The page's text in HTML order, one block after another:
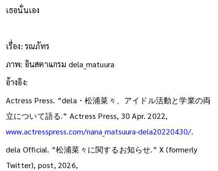
เธอนั่นเอง
เรื่อง: รณภัทร
ภาพ: อินสตาแกรม dela_matuura
อ้างอิง:
Actress Press. “dela・松浦菜々、アイドル活動と学業の両
立について語る.” Actress Press, 30 Apr. 2022,
www.actresspress.com/nana_matsuura-dela20220430/.
dela Official. “松浦菜々に関するお知らせ.” X (formerly
Twitter), post, 2026,